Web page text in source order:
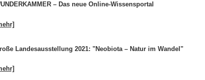
– Das neue Online-Wissensportal
Landesausstellung 2021: "Neobiota – Natur im Wandel"